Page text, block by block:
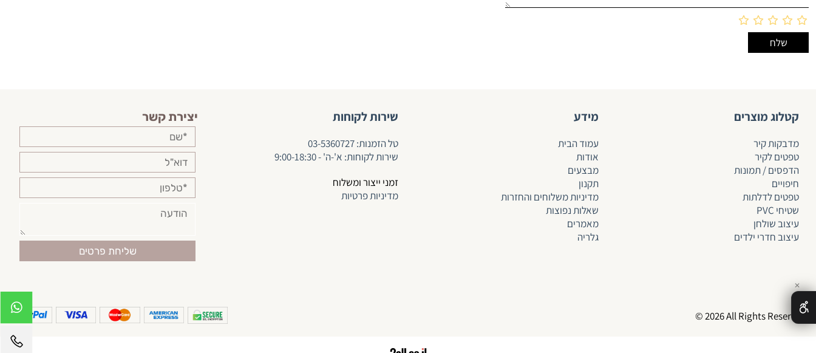
קטלוג מוצרים
מדבקות קיר
טפטים לקיר
הדפסים / תמונות
חיפויים
טפטים לדלתות
שטיחי PVC
עיצוב שולחן
עיצוב חדרי ילדים
מידע
עמוד הבית
אודות
מבצעים
תקנון
מדיניות משלוחים והחזרות
שאלות נפוצות
מאמרים
גלריה
שירות לקוחות
טל הזמנות:03-5360727
שירות לקוחות: א'-ה' - 9:00-18:30
זמני ייצור ומשלוח
מדיניות פרטיות
יצירת קשר
© 2026 All Rights Reserved
✕